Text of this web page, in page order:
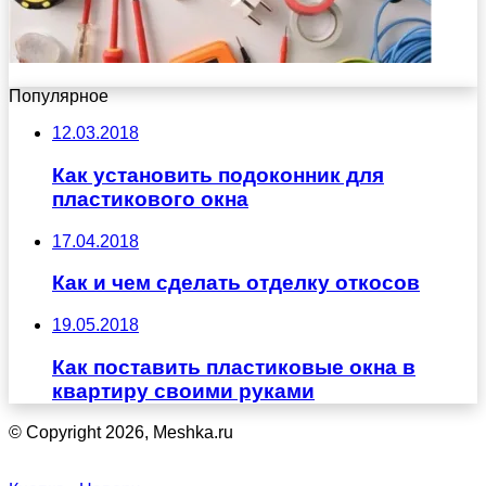
Популярное
12.03.2018
Как установить подоконник для
пластикового окна
17.04.2018
Как и чем сделать отделку откосов
19.05.2018
Как поставить пластиковые окна в
квартиру своими руками
© Copyright 2026, Meshka.ru